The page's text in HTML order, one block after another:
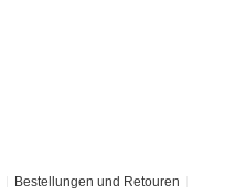
Bestellungen und Retouren